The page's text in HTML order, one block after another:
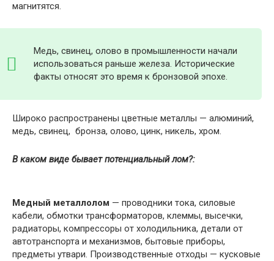
магнитятся.
Медь, свинец, олово в промышленности начали
использоваться раньше железа. Исторические
факты относят это время к бронзовой эпохе.
Широко распространены цветные металлы — алюминий,
медь, свинец, бронза, олово, цинк, никель, хром.
В каком виде бывает потенциальный лом?:
Медный металлолом — проводники тока, силовые
кабели, обмотки трансформаторов, клеммы, высечки,
радиаторы, компрессоры от холодильника, детали от
автотранспорта и механизмов, бытовые приборы,
предметы утвари. Производственные отходы — кусковые